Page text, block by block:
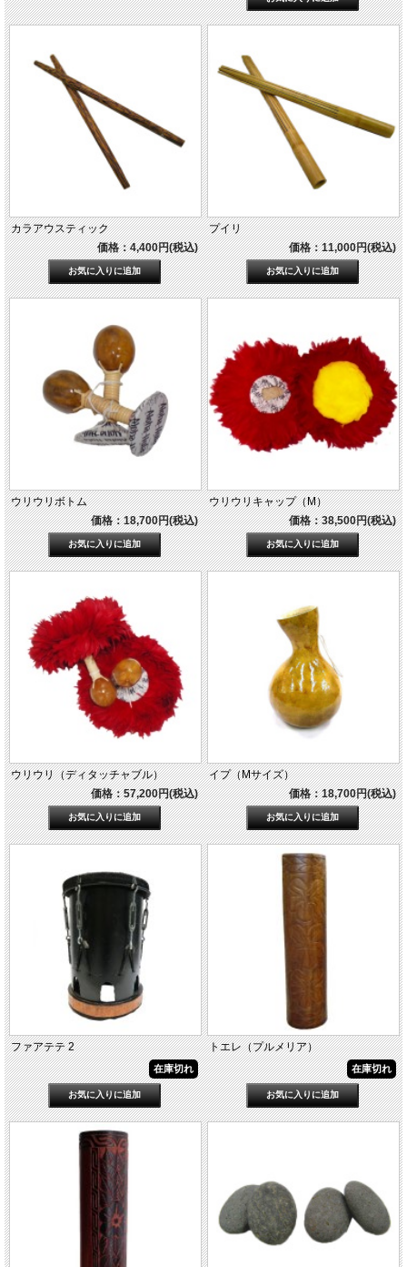
カラアウスティック
価格：4,400円(税込)
プイリ
価格：11,000円(税込)
ウリウリボトム
価格：18,700円(税込)
ウリウリキャップ（M）
価格：38,500円(税込)
ウリウリ（ディタッチャブル）
価格：57,200円(税込)
イプ（Mサイズ）
価格：18,700円(税込)
ファアテテ 2
在庫切れ
トエレ（プルメリア）
在庫切れ